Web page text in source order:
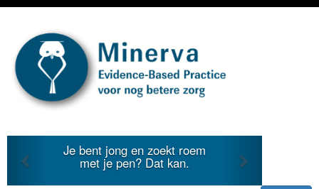
en zoekt roem
pen? Dat kan. literatuur voor
Previous